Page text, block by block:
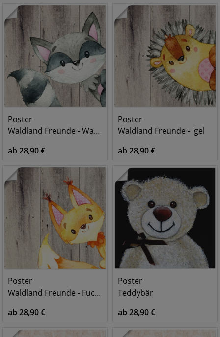
Poster
Waldland Freunde - Waschbär
ab 28,90 €
Poster
Waldland Freunde - Igel
ab 28,90 €
Poster
Waldland Freunde - Fuchs
ab 28,90 €
Poster
Teddybär
ab 28,90 €